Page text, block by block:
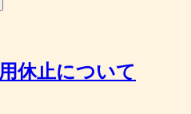
休止について